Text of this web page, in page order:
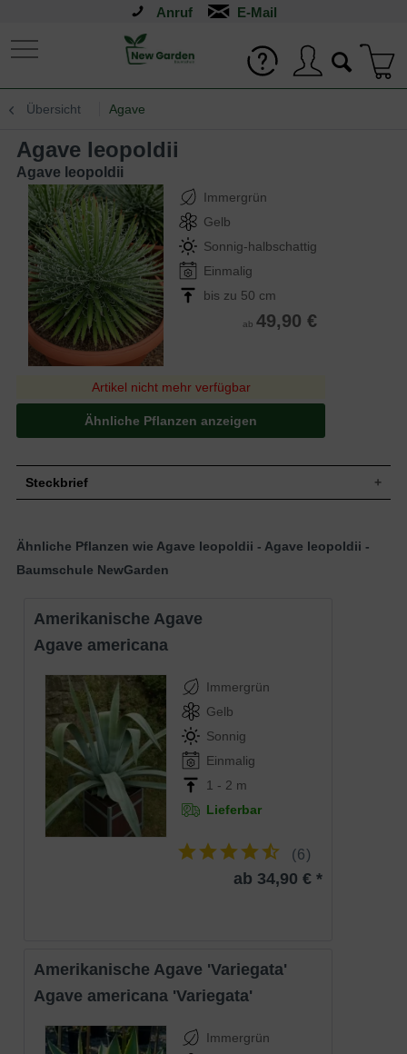
Anruf
Übersicht Agave
Agave leopoldii
Agave leopoldii
Immergrün
Gelb
Sonnig-halbschattig
Einmalig
bis zu 50 cm
ab 49,90 €
Artikel nicht mehr verfügbar
Ähnliche Pflanzen anzeigen
Steckbrief
und ähnlich breit
Wuchshöhe
bis zu 50 cm
Blatt
oben zusammengerollt, brauner Enddorn,
und gedrehte Fasern am Rand, glatt, bis
Frucht
-
Blüte
Gelb, rispenartig, rötliche Staubgefäße
Blütezeit
Einmalblühend, Pflanze stirbt nach der
Blüte ab
Rinde
Stammlos
Wurzeln
Flachwurzler, kräftig und faserig,
manchmal spindlig verdickt
Trockene bis frische, sandig-tonige und
durchlässige Böden, Staunässe
vermeiden
Die Agave leopoldii (Agave 'Leopoldii')
als sehr dekorativ. Eine tolle Pflanze, die
auch aufgrund ihrer niedrigen Wuchshöhe
für kleine Gärten geeignet ist. Relativ
winterhartes, robustes und pflegeleichtes
Ähnliche Pflanzen wie Agave leopoldii - Agave leopoldii -
Baumschule NewGarden
Amerikanische Agave
Agave americana
Immergrün
Gelb
Sonnig
Einmalig
1 - 2 m
Lieferbar
(6)
ab 34,90 € *
Amerikanische Agave 'Variegata'
Agave americana 'Variegata'
Immergrün